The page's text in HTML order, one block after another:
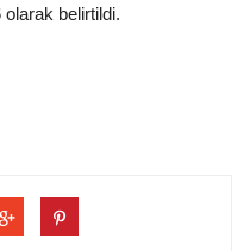
belirtildi.